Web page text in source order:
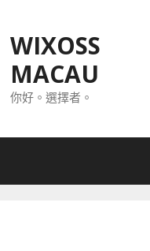
WIXOSS
MACAU
你好。選擇者。